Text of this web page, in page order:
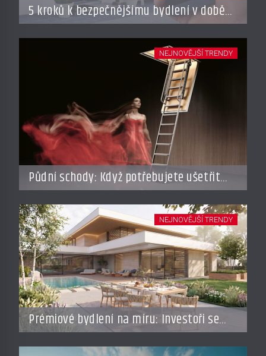
5 kroků k bezpečnějšímu bydlení v době
dovolené
Půdní schody: Když potřebujete ušetřit
místo, ale nechcete dělat kompromisy
NEJNOVĚJŠÍ TRENDY
Prémiové bydlení na míru: Investoři se
vracejí do Česka, roste zájem o top
adresy i byty a domy za stovky milionů
NEJNOVĚJŠÍ TRENDY